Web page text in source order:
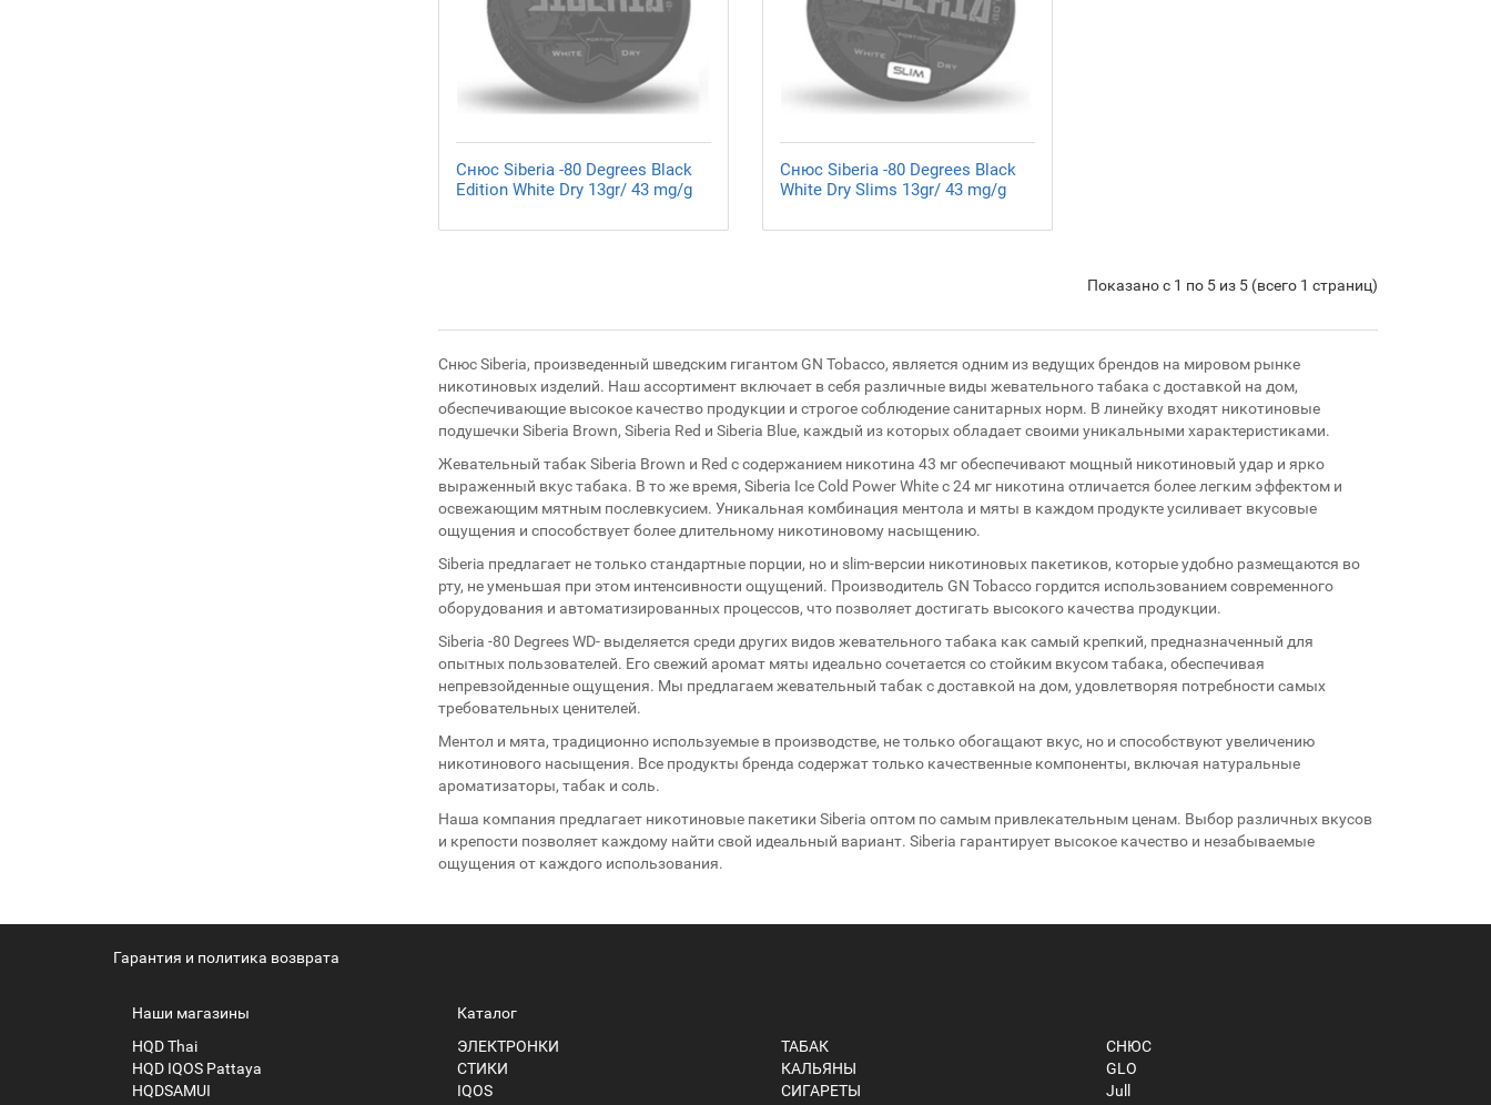
Снюс Siberia -80 Degrees Black
Edition White Dry 13gr/ 43 mg/g
Снюс Siberia -80 Degrees Black
White Dry Slims 13gr/ 43 mg/g
Показано с 1 по 5 из 5 (всего 1 страниц)
Снюс Siberia, произведенный шведским гигантом GN Tobacco, является одним из ведущих брендов на мировом рынке
никотиновых изделий. Наш ассортимент включает в себя различные виды жевательного табака с доставкой на дом,
обеспечивающие высокое качество продукции и строгое соблюдение санитарных норм. В линейку входят никотиновые
подушечки Siberia Brown, Siberia Red и Siberia Blue, каждый из которых обладает своими уникальными характеристиками.
Жевательный табак Siberia Brown и Red с содержанием никотина 43 мг обеспечивают мощный никотиновый удар и ярко
выраженный вкус табака. В то же время, Siberia Ice Cold Power White с 24 мг никотина отличается более легким эффектом и
освежающим мятным послевкусием. Уникальная комбинация ментола и мяты в каждом продукте усиливает вкусовые
ощущения и способствует более длительному никотиновому насыщению.
Siberia предлагает не только стандартные порции, но и slim-версии никотиновых пакетиков, которые удобно размещаются во
рту, не уменьшая при этом интенсивности ощущений. Производитель GN Tobacco гордится использованием современного
оборудования и автоматизированных процессов, что позволяет достигать высокого качества продукции.
Siberia -80 Degrees WD- выделяется среди других видов жевательного табака как самый крепкий, предназначенный для
опытных пользователей. Его свежий аромат мяты идеально сочетается со стойким вкусом табака, обеспечивая
непревзойденные ощущения. Мы предлагаем жевательный табак с доставкой на дом, удовлетворяя потребности самых
требовательных ценителей.
Ментол и мята, традиционно используемые в производстве, не только обогащают вкус, но и способствуют увеличению
никотинового насыщения. Все продукты бренда содержат только качественные компоненты, включая натуральные
ароматизаторы, табак и соль.
Наша компания предлагает никотиновые пакетики Siberia оптом по самым привлекательным ценам. Выбор различных вкусов
и крепости позволяет каждому найти свой идеальный вариант. Siberia гарантирует высокое качество и незабываемые
ощущения от каждого использования.
Гарантия и политика возврата
Наши магазины
HQD Thai
HQD IQOS Pattaya
HQDSAMUI
Каталог
ЭЛЕКТРОНКИ
СТИКИ
IQOS
ТАБАК
КАЛЬЯНЫ
СИГАРЕТЫ
СНЮС
GLO
Jull